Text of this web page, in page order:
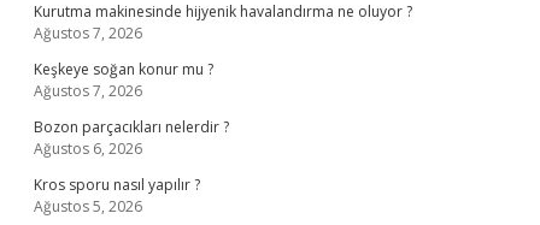
Kurutma makinesinde hijyenik havalandırma ne oluyor ?
Ağustos 7, 2026
Keşkeye soğan konur mu ?
Ağustos 7, 2026
Bozon parçacıkları nelerdir ?
Ağustos 6, 2026
Kros sporu nasıl yapılır ?
Ağustos 5, 2026